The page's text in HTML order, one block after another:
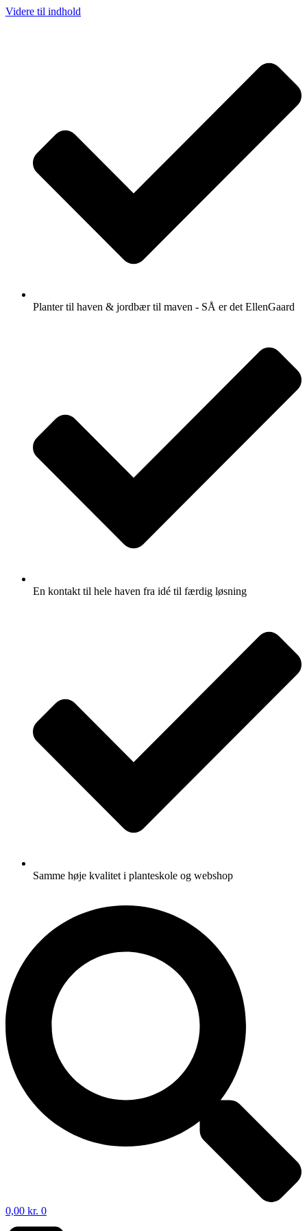
Videre til indhold
Planter til haven & jordbær til maven - SÅ er det EllenGaard
En kontakt til hele haven fra idé til færdig løsning
Samme høje kvalitet i planteskole og webshop
0,00 kr. 0